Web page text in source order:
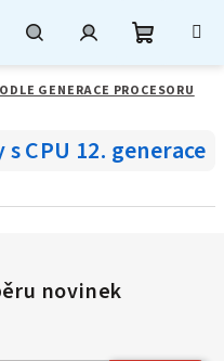
GENERACE PROCESORU
CPU 12. generace